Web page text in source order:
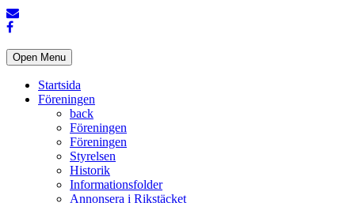
Open Menu
Startsida
Föreningen
back
Föreningen
Föreningen
Styrelsen
Historik
Informationsfolder
Annonsera i Rikstäcket